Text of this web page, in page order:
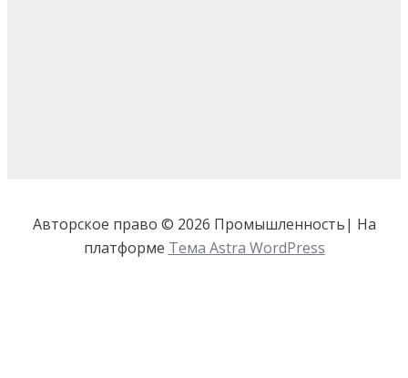
Авторское право © 2026 Промышленность| На
платформе Тема Astra WordPress